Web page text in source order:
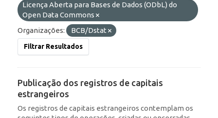
Licença Aberta para Bases de Dados (ODbL) do
Open Data Commons
Organizações:
BCB/Dstat
Filtrar Resultados
Publicação dos registros de capitais
estrangeiros
Os registros de capitais estrangeiros contemplam os